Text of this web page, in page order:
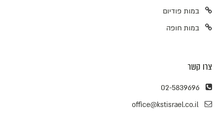
במות פודיום
במות חופה
צרו קשר
02-5839696
office@kstisrael.co.il